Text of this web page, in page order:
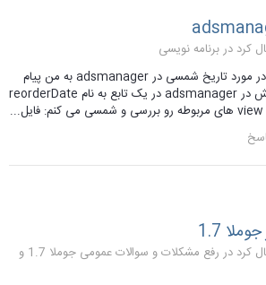
برنامه نویسی
با سلام، تعدادی از دوستان در مورد تاریخ شمسی در adsmanager به من پیام
داده بودند. تاریخ برای نمایش در adsmanager در یک تابع به نام reorderDate
رفع مشکلات و سوالات عمومی جوملا 1.7 و